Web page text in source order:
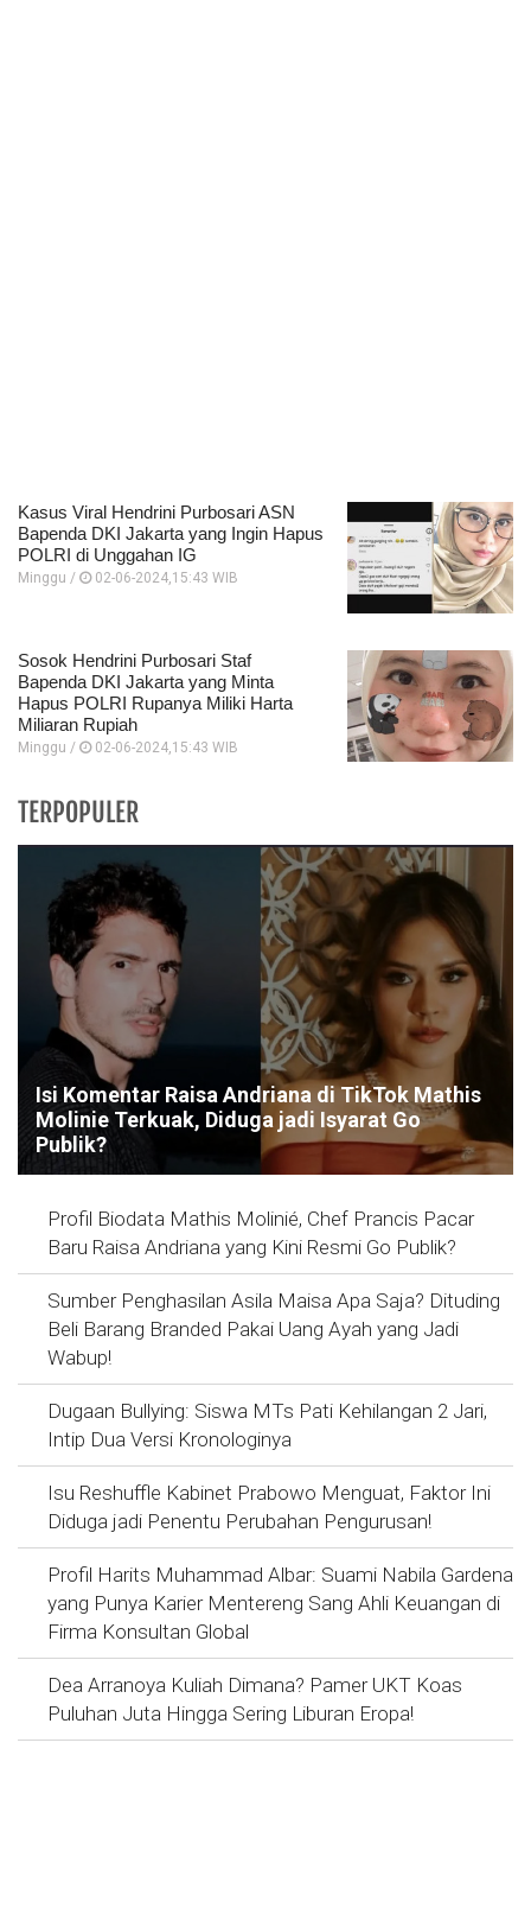
Kasus Viral Hendrini Purbosari ASN
Bapenda DKI Jakarta yang Ingin Hapus
POLRI di Unggahan IG
Minggu / 02-06-2024,15:43 WIB
Sosok Hendrini Purbosari Staf
Bapenda DKI Jakarta yang Minta
Hapus POLRI Rupanya Miliki Harta
Miliaran Rupiah
Minggu / 02-06-2024,15:43 WIB
TERPOPULER
Isi Komentar Raisa Andriana di TikTok Mathis
Molinie Terkuak, Diduga jadi Isyarat Go
Publik?
Profil Biodata Mathis Molinié, Chef Prancis Pacar
Baru Raisa Andriana yang Kini Resmi Go Publik?
Sumber Penghasilan Asila Maisa Apa Saja? Dituding
Beli Barang Branded Pakai Uang Ayah yang Jadi
Wabup!
Dugaan Bullying: Siswa MTs Pati Kehilangan 2 Jari,
Intip Dua Versi Kronologinya
Isu Reshuffle Kabinet Prabowo Menguat, Faktor Ini
Diduga jadi Penentu Perubahan Pengurusan!
Profil Harits Muhammad Albar: Suami Nabila Gardena
yang Punya Karier Mentereng Sang Ahli Keuangan di
Firma Konsultan Global
Dea Arranoya Kuliah Dimana? Pamer UKT Koas
Puluhan Juta Hingga Sering Liburan Eropa!